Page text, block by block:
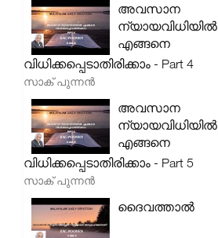
അവസാന
ന്യായവിധിയിൽ
എങ്ങനെ
വിധിക്കപ്പെടാതിരിക്കാം - Part 4
സാക് പുന്നൻ
അവസാന
ന്യായവിധിയിൽ
എങ്ങനെ
വിധിക്കപ്പെടാതിരിക്കാം - Part 5
സാക് പുന്നൻ
ദൈവത്താൽ